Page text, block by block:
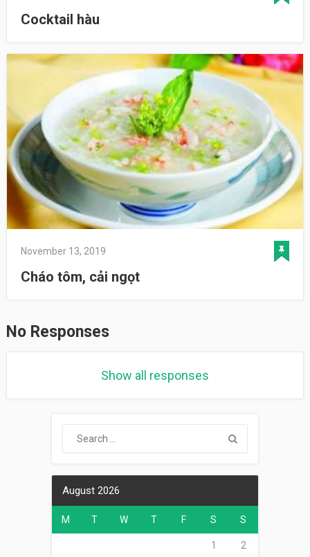
Cocktail hàu
November 13, 2019
Cháo tôm, cải ngọt
No Responses
Show all responses
August 2026
M T W T F S S
1 2